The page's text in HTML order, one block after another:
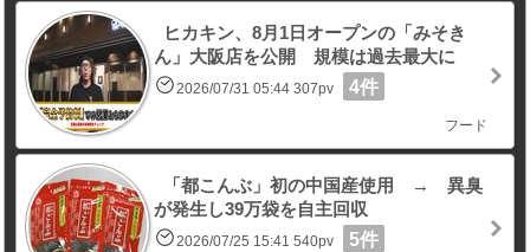
ヒカキン、8月1日オープンの「みそき
ん」大阪店を公開 規模は過去最大に
2026/07/31 05:44 307pv 4件
フード
「都こんぶ」初の中国産使用 → 異臭
が発生し39万袋を自主回収
2026/07/25 15:41 540pv 5件